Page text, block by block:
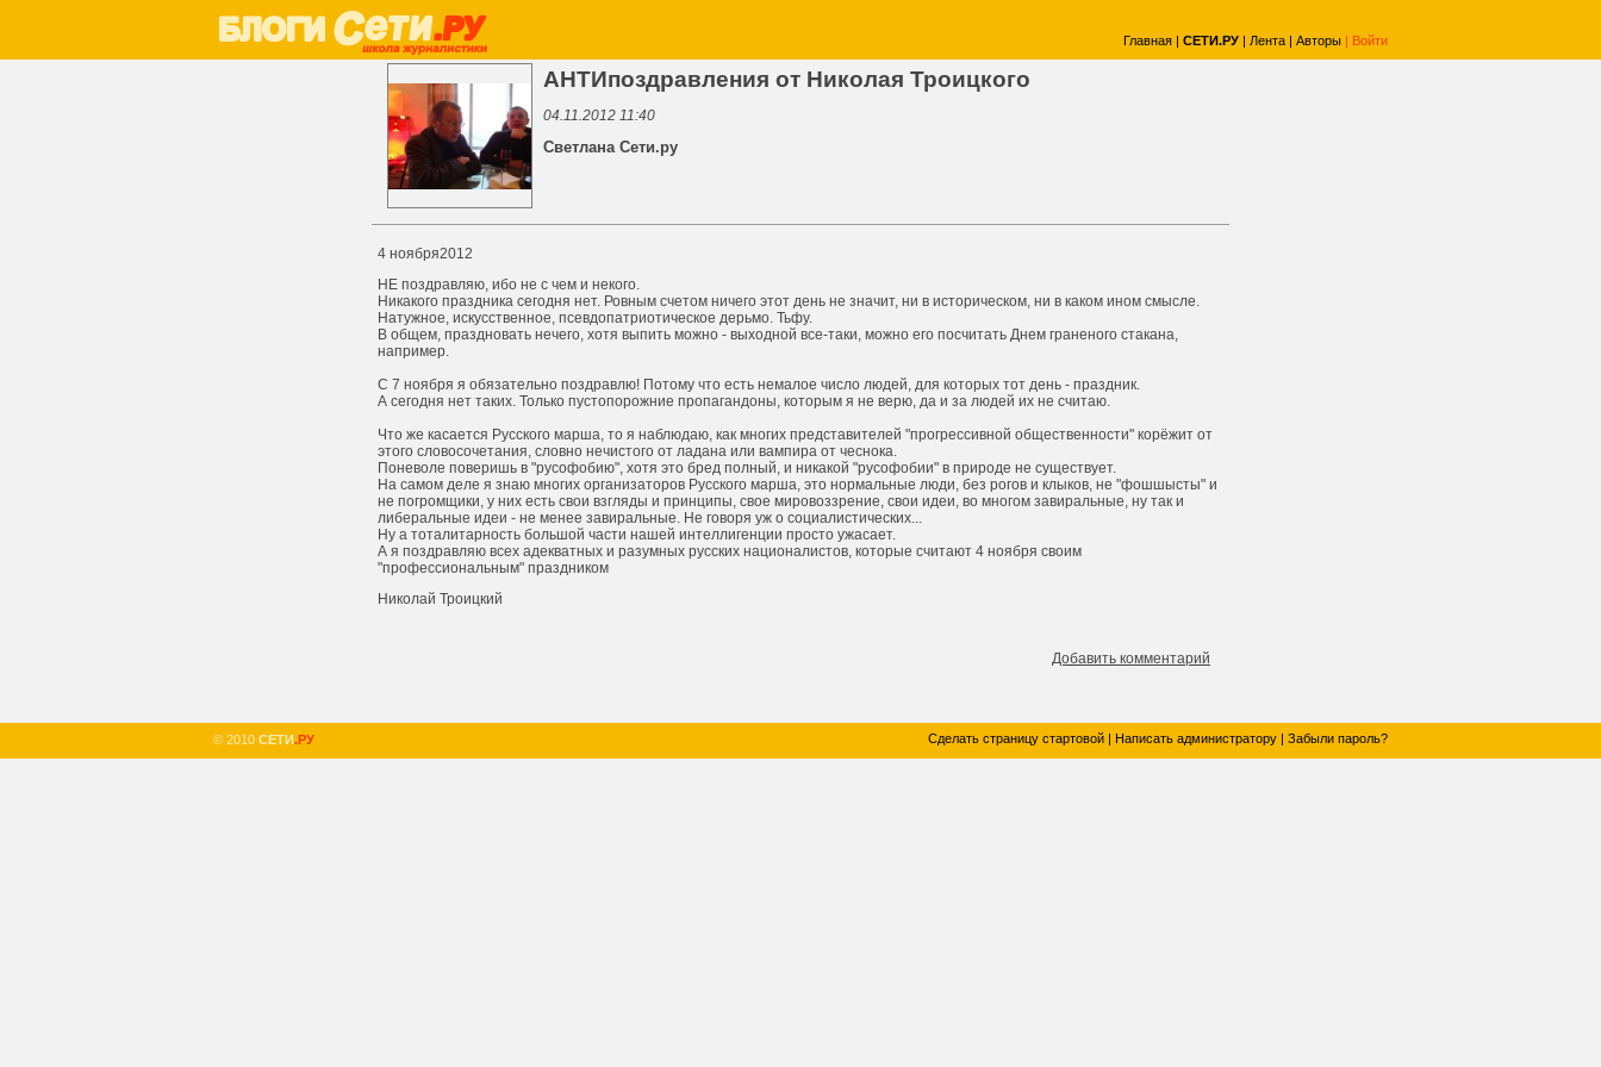
Главная | СЕТИ.РУ | Лента | Авторы | Войти
АНТИпоздравления от Николая Троицкого
04.11.2012 11:40
Светлана Сети.ру
4 ноября2012
НЕ поздравляю, ибо не с чем и некого.
Никакого праздника сегодня нет. Ровным счетом ничего этот день не значит, ни в историческом, ни в каком ином смысле.
Натужное, искусственное, псевдопатриотическое дерьмо. Тьфу.
В общем, праздновать нечего, хотя выпить можно - выходной все-таки, можно его посчитать Днем граненого стакана,
например.
С 7 ноября я обязательно поздравлю! Потому что есть немалое число людей, для которых тот день - праздник.
А сегодня нет таких. Только пустопорожние пропагандоны, которым я не верю, да и за людей их не считаю.
Что же касается Русского марша, то я наблюдаю, как многих представителей "прогрессивной общественности" корёжит от
этого словосочетания, словно нечистого от ладана или вампира от чеснока.
Поневоле поверишь в "русофобию", хотя это бред полный, и никакой "русофобии" в природе не существует.
На самом деле я знаю многих организаторов Русского марша, это нормальные люди, без рогов и клыков, не "фошшысты" и
не погромщики, у них есть свои взгляды и принципы, свое мировоззрение, свои идеи, во многом завиральные, ну так и
либеральные идеи - не менее завиральные. Не говоря уж о социалистических...
Ну а тоталитарность большой части нашей интеллигенции просто ужасает.
А я поздравляю всех адекватных и разумных русских националистов, которые считают 4 ноября своим
"профессиональным" праздником
Николай Троицкий
Добавить комментарий
© 2010 СЕТИ.РУ Сделать страницу стартовой | Написать администратору | Забыли пароль?